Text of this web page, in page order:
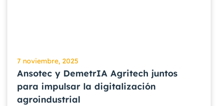
7 noviembre, 2025
Ansotec y DemetrIA Agritech juntos
para impulsar la digitalización
agroindustrial